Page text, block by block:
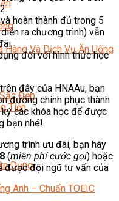
Hàng Và Dịch Vụ Ăn Uống
Đẹp
Tiện
Dụng
Anh – Chuẩn TOEIC
hoàn thành đủ trong 5
ra chương trình) vẫn
đối với hình thức học
đây của HNAAu, bạn
đường chinh phục thành
các khóa học để được
bạn nhé!
trình ưu đãi, bạn hãy
(miễn phí cước gọi) hoặc
được đội ngũ tư vấn của